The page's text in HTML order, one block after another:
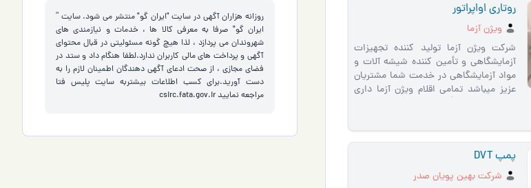
روتاری اواپراتور
ویژن آزما
شرکت ویژن آزما تولید کننده تجهیزات
آزمایشگاهی و تأمین کننده شیشه آلات و
مواد آزمایشگاهی در خدمت شما مشتریان
عزیز میباشد تمامی اقلام ویژن آزما داری
پمپ DVT
شرکت بهین پویان صدر
روزانه هزاران آگهی در سایت "ایران گو" منتشر می شود. سایت ”
ایران گو" صرفا به معرفی کالا ها ، خدمات و نیازمندی های
شهروندان می پردازد ، لذا هیچ گونه مسئولیتی در قبال محتوای
آگهی و پرداخت های مالی کاربران ندارد.لطفا هنگام داد و ستد در
فضای مجازی ، از صحت ادعای آگهی دهندگان اطمینان لازم را به
دست آورید.برای کسب اطلاعات بیشتربه سایت پلیس فتا
مراجعه نماییدcsirc.fata.gov.ir